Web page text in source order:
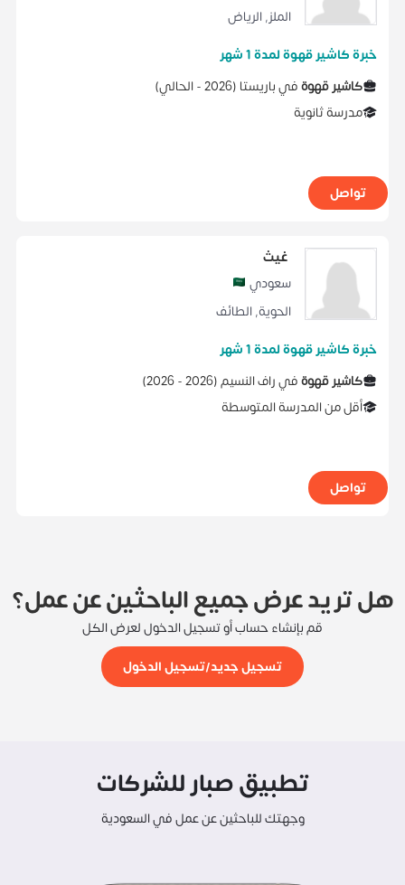
الملز, الرياض
خبرة كاشير قهوة لمدة 1 شهر
كاشير قهوةفيباريستا (
2026 - الحالي)
مدرسة ثانوية
تواصل
غيث
سعودي
الحوية, الطائف
خبرة كاشير قهوة لمدة 1 شهر
كاشير قهوةفيراف النسيم(
2026 -
2026
)
أقل من المدرسة المتوسطة
تواصل
هل تريد عرض جميع الباحثين عن عمل؟
قم بإنشاء حساب أو تسجيل الدخول لعرض الكل
تسجيل جديد/تسجيل الدخول
تطبيق صبار للشركات
وجهتك للباحثين عن عمل في السعودية